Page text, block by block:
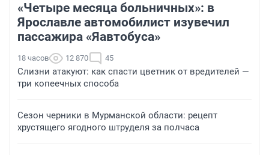
«Четыре месяца больничных»: в
Ярославле автомобилист изувечил
пассажира «Яавтобуса»
18 часов 12 870 45
Слизни атакуют: как спасти цветник от вредителей —
три копеечных способа
Сезон черники в Мурманской области: рецепт
хрустящего ягодного штруделя за полчаса